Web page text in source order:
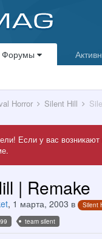
Форумы
Horror Silent Hill
Если у вас
| Remake
, 1 марта, 2003 в
Silent
team silent